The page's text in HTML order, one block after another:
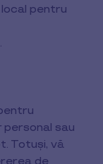
pentru
.
sau
Totuși, vă